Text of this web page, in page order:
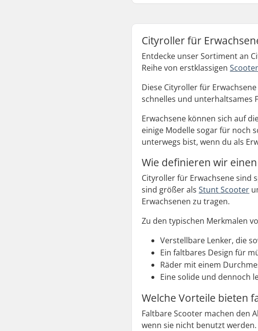
Cityroller für
Entdecke unser Sortiment an
Reihe von erstklassigen
Diese Cityroller für
schnelles und unterhaltsames
Erwachsene können sich auf
einige Modelle sogar für noch
unterwegs bist, wenn du als
Wie definieren wir
Cityroller für Erwachsene sind
sind größer alsStunt Scooter
Erwachsenen zu tragen.
Zu den typischen Merkmalen
Verstellbare Lenker, die
Ein faltbares Design für
Räder mit einem
Eine solide und dennoch
Welche Vorteile bieten
Faltbare Scooter machen den
wenn sie nicht benutzt